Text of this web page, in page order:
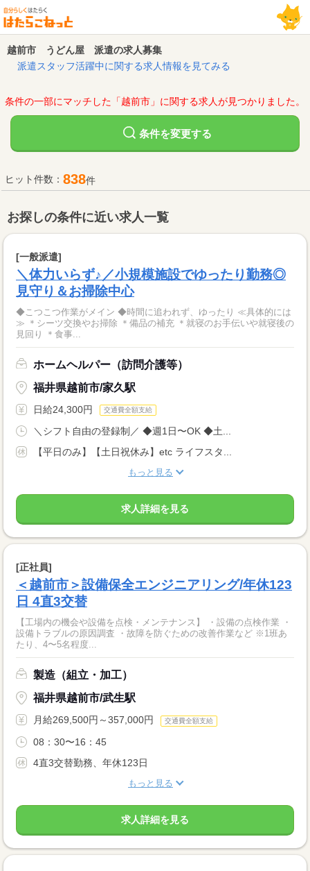
越前市 うどん屋 派遣の求人募集
派遣スタッフ活躍中に関する求人情報を見てみる
条件の一部にマッチした「越前市」に関する求人が見つかりました。
条件を変更する
ヒット件数： 838件
お探しの条件に近い求人一覧
[一般派遣]
＼体力いらず♪／小規模施設でゆったり勤務◎
見守り＆お掃除中心
◆こつこつ作業がメイン ◆時間に追われず、ゆったり ≪具体的には
≫ ＊シーツ交換やお掃除 ＊備品の補充 ＊就寝のお手伝いや就寝後の
見回り ＊食事...
ホームヘルパー（訪問介護等）
福井県越前市/家久駅
日給24,300円 交通費全額支給
＼シフト自由の登録制／ ◆週1日〜OK ◆土...
【平日のみ】【土日祝休み】etc ライフスタ...
もっと見る
求人詳細を見る
[正社員]
＜越前市＞設備保全エンジニアリング/年休123
日 4直3交替
【工場内の機会や設備を点検・メンテナンス】 ・設備の点検作業 ・
設備トラブルの原因調査 ・故障を防ぐための改善作業など ※1班あ
たり、4〜5名程度...
製造（組立・加工）
福井県越前市/武生駅
月給269,500円～357,000円 交通費全額支給
08：30〜16：45
4直3交替勤務、年休123日
もっと見る
求人詳細を見る